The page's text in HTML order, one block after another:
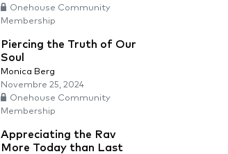
Onehouse Community
Membership
Piercing the Truth of Our
Soul
Monica Berg
Novembre 25, 2024
Onehouse Community
Membership
Appreciating the Rav
More Today than Last